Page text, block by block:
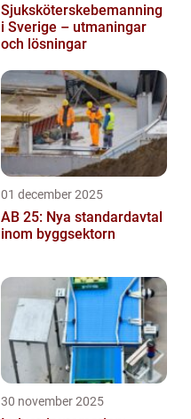
Sjuksköterskebemanning
i Sverige – utmaningar
och lösningar
01 december 2025
AB 25: Nya standardavtal
inom byggsektorn
30 november 2025